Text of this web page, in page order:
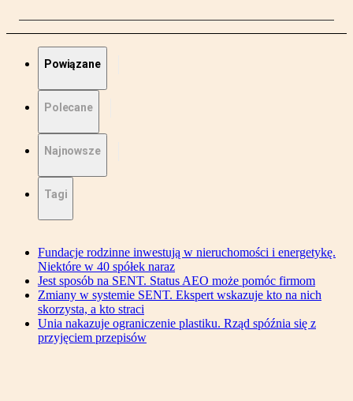
Powiązane
Polecane
Najnowsze
Tagi
Fundacje rodzinne inwestują w nieruchomości i energetykę.
Niektóre w 40 spółek naraz
Jest sposób na SENT. Status AEO może pomóc firmom
Zmiany w systemie SENT. Ekspert wskazuje kto na nich
skorzysta, a kto straci
Unia nakazuje ograniczenie plastiku. Rząd spóźnia się z
przyjęciem przepisów